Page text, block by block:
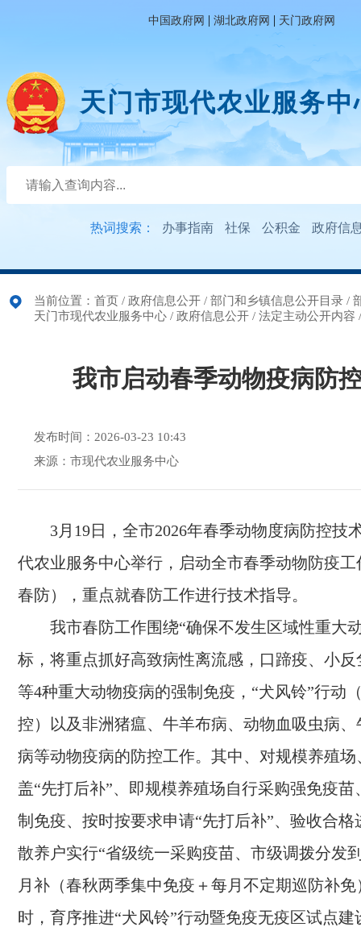
中国政府网 | 湖北政府网 | 天门政府网
天门市现代农业服务中
热词搜索： 办事指南 社保 公积金 政府信
当前位置： 首页 / 政府信息公开 / 部门和乡镇信息公开目录 /
天门市现代农业服务中心 / 政府信息公开 / 法定主动公开内容
我市启动春季动物疫病防
发布时间：2026-03-23 10:43
来源：市现代农业服务中心
3月19日，全市2026年春季动物度病防控技
代农业服务中心举行，启动全市春季动物防疫
春防），重点就春防工作进行技术指导。
我市春防工作围绕“确保不发生区域性重大
标，将重点抓好高致病性离流感，口蹄疫、小
等4种重大动物疫病的强制免疫，“犬风铃”行动
控）以及非洲猪瘟、牛羊布病、动物血吸虫病
病等动物疫病的防控工作。其中、对规模养殖场
盖“先打后补”、即规模养殖场自行采购强免疫苗
制免疫、按时按要求申请“先打后补”、验收合格
散养户实行“省级统一采购疫苗、市级调拨分发
月补（春秋两季集中免疫＋每月不定期巡防补免
时，育序推进“犬风铃”行动暨免疫无疫区试点建